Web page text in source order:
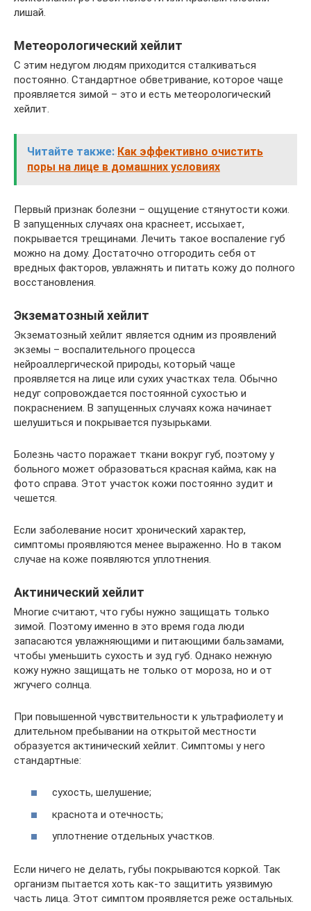
лишай.
Метеорологический хейлит
С этим недугом людям приходится сталкиваться
постоянно. Стандартное обветривание, которое чаще
проявляется зимой – это и есть метеорологический
хейлит.
Читайте также: Как эффективно очистить
поры на лице в домашних условиях
Первый признак болезни – ощущение стянутости кожи.
В запущенных случаях она краснеет, иссыхает,
покрывается трещинами. Лечить такое воспаление губ
можно на дому. Достаточно отгородить себя от
вредных факторов, увлажнять и питать кожу до полного
восстановления.
Экзематозный хейлит
Экзематозный хейлит является одним из проявлений
экземы – воспалительного процесса
нейроаллергической природы, который чаще
проявляется на лице или сухих участках тела. Обычно
недуг сопровождается постоянной сухостью и
покраснением. В запущенных случаях кожа начинает
шелушиться и покрывается пузырьками.
Болезнь часто поражает ткани вокруг губ, поэтому у
больного может образоваться красная кайма, как на
фото справа. Этот участок кожи постоянно зудит и
чешется.
Если заболевание носит хронический характер,
симптомы проявляются менее выраженно. Но в таком
случае на коже появляются уплотнения.
Актинический хейлит
Многие считают, что губы нужно защищать только
зимой. Поэтому именно в это время года люди
запасаются увлажняющими и питающими бальзамами,
чтобы уменьшить сухость и зуд губ. Однако нежную
кожу нужно защищать не только от мороза, но и от
жгучего солнца.
При повышенной чувствительности к ультрафиолету и
длительном пребывании на открытой местности
образуется актинический хейлит. Симптомы у него
стандартные:
сухость, шелушение;
краснота и отечность;
уплотнение отдельных участков.
Если ничего не делать, губы покрываются коркой. Так
организм пытается хоть как-то защитить уязвимую
часть лица. Этот симптом проявляется реже остальных.